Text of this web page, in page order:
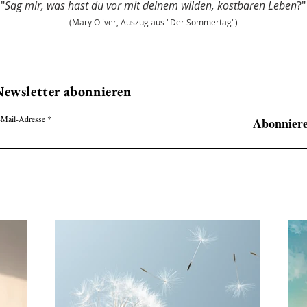
"Sag mir, was hast du vor mit deinem wilden, kostbaren Leben?"
(Mary Oliver, Auszug aus "Der Sommertag")
abonnieren
Adresse